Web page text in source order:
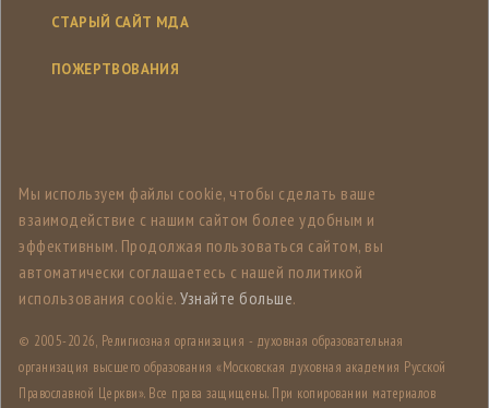
СТАРЫЙ САЙТ МДА
ПОЖЕРТВОВАНИЯ
Мы используем файлы cookie, чтобы сделать ваше
взаимодействие с нашим сайтом более удобным и
эффективным. Продолжая пользоваться сайтом, вы
автоматически соглашаетесь с нашей политикой
использования cookie. Узнайте больше.
© 2005-2026, Религиозная организация - духовная образовательная
организация высшего образования «Московская духовная академия Русской
Православной Церкви». Все права защищены. При копировании материалов